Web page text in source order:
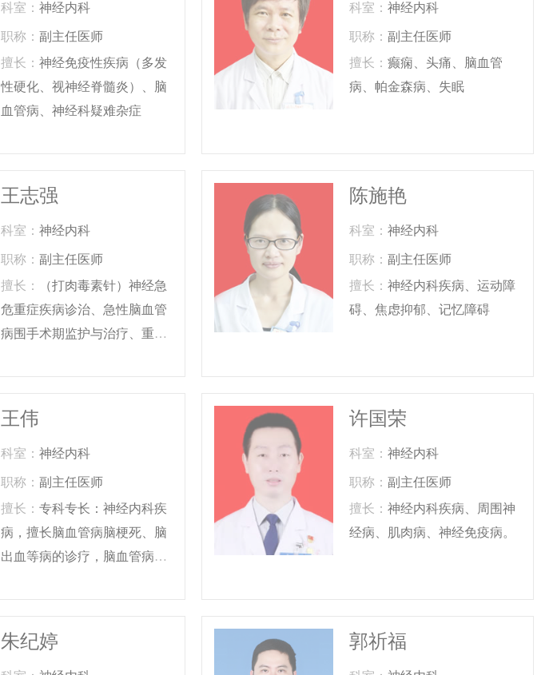
科室： 神经内科
职称： 副主任医师
擅长： 神经免疫性疾病（多发
性硬化、视神经脊髓炎）、脑
血管病、神经科疑难杂症
科室： 神经内科
职称： 副主任医师
擅长： 癫痫、头痛、脑血管
病、帕金森病、失眠
王志强
科室： 神经内科
职称： 副主任医师
擅长：
（打肉毒素针）神经急
危重症疾病诊治、急性脑血管
病围手术期监护与治疗、重症
陈施艳
科室： 神经内科
职称： 副主任医师
擅长： 神经内科疾病、运动障
碍、焦虑抑郁、记忆障碍
王伟
科室： 神经内科
职称： 副主任医师
擅长： 专科专长：神经内科疾
病，擅长脑血管病脑梗死、脑
出血等病的诊疗，脑血管病介
许国荣
科室： 神经内科
职称： 副主任医师
擅长： 神经内科疾病、周围神
经病、肌肉病、神经免疫病。
朱纪婷 郭祈福